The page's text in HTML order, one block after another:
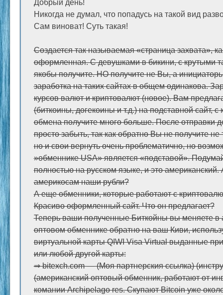
Добрый день!
Никогда не думал, что попадусь на такой вид
Сам виноват! Суть такая!
Создается так называемая «страница захвата»,
оформленная. С девушками в бикини, с крутыми
якобы получите. НО получите не Вы, а
заработка на таких сайтах в общем одинакова.
курсов валют и криптовалют (новое). Вам
(биткоины, догекоины и т.д.) на подставной сайт, с
обмена получите много больше. После отправки
просто забыть, так как обратно Вы не получите
но и свои вернуть очень проблематично, но
»обменнике USA» является «подставой».
полностью на русском языке, и это американский.
америкосам наши рубли?
А еще обменники, которые работают с
Красиво оформленный сайт. Что он предлагает?
Теперь ваши полученные Биткойны вы меняете в
оптовом обменнике обратно на ваш Киви,
виртуальной карты QIWI Visa Virtual выданные
или любой другой карты:
⇒ bitexch.com — (Моя партнерския ссылка)
(американский оптовый обменник, работают от
комании Archipelago res. Скупают Bitcoin уже